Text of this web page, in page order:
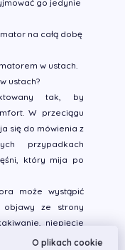
go jedynie
na całą dobę
w ustach.
ustach?
tak, by
W przeciągu
się do mówienia z
przypadkach
który mija po
może wystąpić
ze strony
niepięcie
i minie
O plikach cookie